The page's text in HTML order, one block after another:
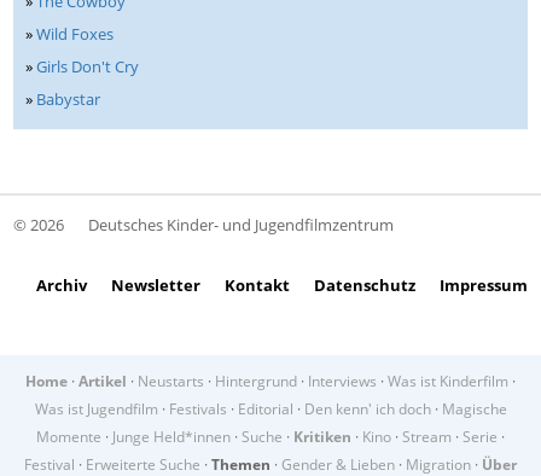
»Wild Foxes
»Girls Don't Cry
» Babystar
© 2026 Deutsches Kinder- und Jugendfilmzentrum
Archiv Newsletter Kontakt Datenschutz Impressum
Home · Artikel · Neustarts · Hintergrund · Interviews · Was ist Kinderfilm ·
Was ist Jugendfilm · Festivals · Editorial · Den kenn' ich doch· Magische
Momente · Junge Held*innen · Suche · Kritiken · Kino · Stream · Serie ·
Festival · Erweiterte Suche · Themen · Gender & Lieben · Migration · Über